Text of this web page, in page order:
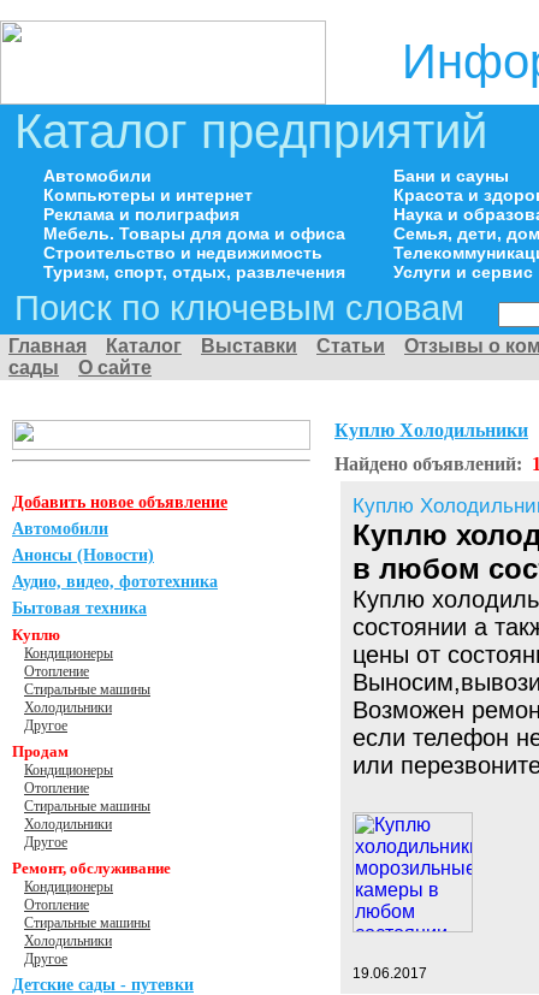
Каталог предприятий
Автомобили
Компьютеры и интернет
Реклама и полиграфия
Мебель. Товары для дома и офиса
Строительство и недвижимость
Туризм, спорт, отдых, развлечения
Бани и сауны
Красота и
Наука и
Семья, дети,
Услуги и сервис
Поиск по ключевым словам
Главная Каталог Выставки Статьи
Отзывы о
сады
О сайте
Добавить новое объявление
Автомобили
Анонсы (Новости)
Аудио, видео, фототехника
Бытовая техника
Куплю
Кондиционеры
Отопление
Стиральные машины
Холодильники
Другое
Продам
Кондиционеры
Отопление
Стиральные машины
Холодильники
Другое
Ремонт, обслуживание
Кондиционеры
Отопление
Стиральные машины
Холодильники
Другое
Детские сады - путевки
Куплю Холодильники
Найдено объявлений:
Куплю
Куплю
в любом
Куплю
состоянии а
цены от
Возможен
если телефон
или
19.06.2017